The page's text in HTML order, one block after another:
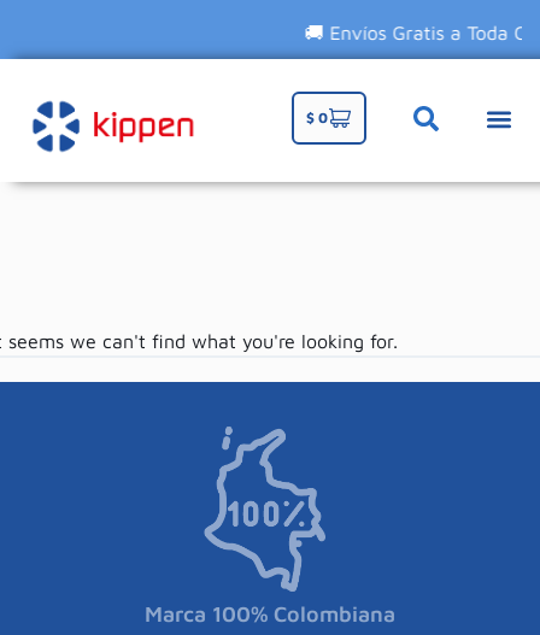
🚚 Envíos Gratis a Toda
$0
seems we can't find what you're looking for.
Marca 100% Colombiana